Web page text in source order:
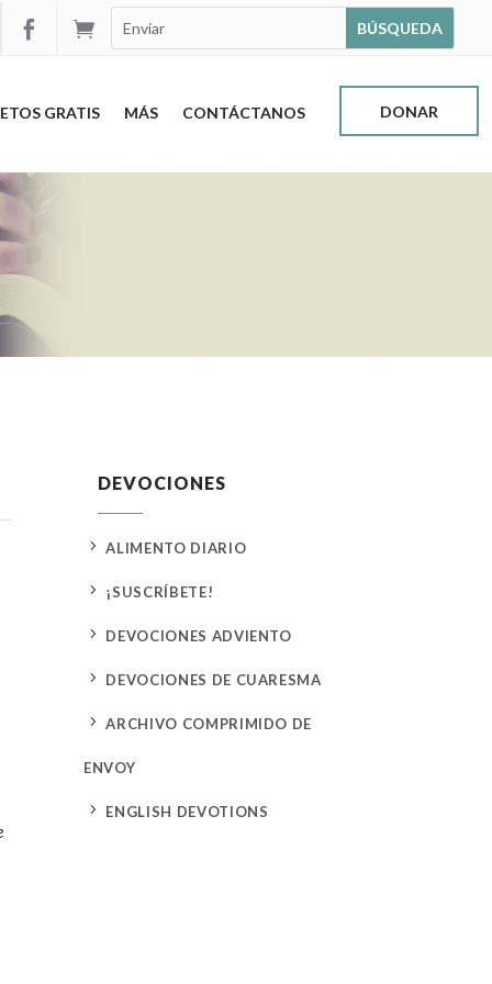


GRATIS MÁS CONTÁCTANOS DONAR
DEVOCIONES
5 ALIMENTO DIARIO
5 ¡SUSCRÍBETE!
5 DEVOCIONES ADVIENTO
5 DEVOCIONES DE CUARESMA
5 ARCHIVO COMPRIMIDO DE
ENVOY
5 ENGLISH DEVOTIONS